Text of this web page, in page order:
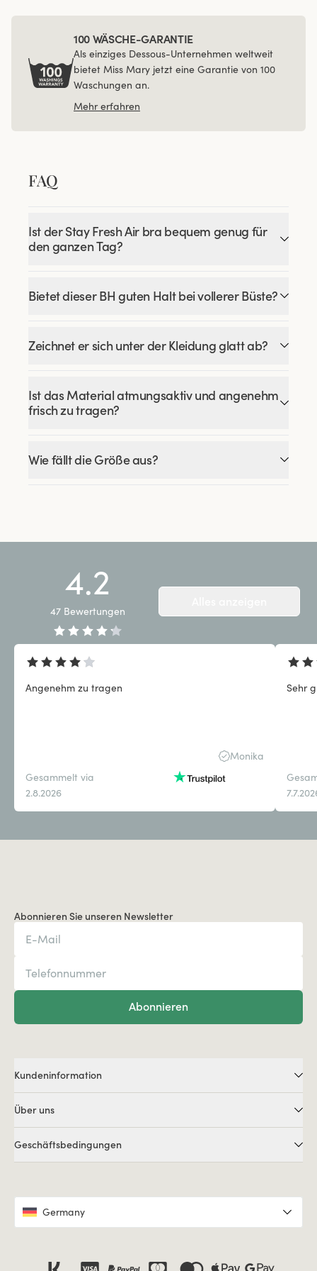
100 WÄSCHE-GARANTIE
Als einziges Dessous-Unternehmen weltweit
bietet Miss Mary jetzt eine Garantie von 100
Waschungen an.
Mehr erfahren
FAQ
Ist der Stay Fresh Air bra bequem genug für
den ganzen Tag?
Bietet dieser BH guten Halt bei vollerer Büste?
Zeichnet er sich unter der Kleidung glatt ab?
Ist das Material atmungsaktiv und angenehm
frisch zu tragen?
Wie fällt die Größe aus?
4.2
47 Bewertungen
Angenehm zu tragen
Monika
Gesammelt via
2.8.2026
Sehr
Abonnieren Sie unseren Newsletter
Abonnieren
Kundeninformation
Über uns
Geschäftsbedingungen
Germany